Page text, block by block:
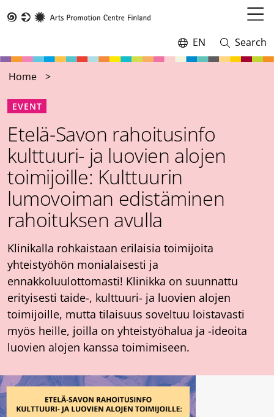
to
menu
Switch
language,
EN
Open
and
Search
Home
EVENT
Etelä-Savon rahoitusinfo
kulttuuri- ja luovien alojen
toimijoille: Kulttuurin
lumovoiman edistäminen
rahoituksen avulla
Klinikalla rohkaistaan erilaisia toimijoita
yhteistyöhön monialaisesti ja
ennakkoluulottomasti! Klinikka on suunnattu
erityisesti taide-, kulttuuri- ja luovien alojen
toimijoille, mutta tilaisuus soveltuu loistavasti
myös heille, joilla on yhteistyöhalua ja -ideoita
luovien alojen kanssa toimimiseen.